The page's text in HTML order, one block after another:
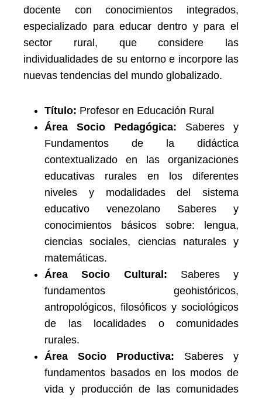
docente con conocimientos integrados,
especializado para educar dentro y para el
sector rural, que considere las
individualidades de su entorno e incorpore las
nuevas tendencias del mundo globalizado.
Título: Profesor en Educación Rural
Área Socio Pedagógica: Saberes y
Fundamentos de la didáctica
contextualizado en las organizaciones
educativas rurales en los diferentes
niveles y modalidades del sistema
educativo venezolano Saberes y
conocimientos básicos sobre: lengua,
ciencias sociales, ciencias naturales y
matemáticas.
Área Socio Cultural: Saberes y
fundamentos geohistóricos,
antropológicos, filosóficos y sociológicos
de las localidades o comunidades
rurales.
Área Socio Productiva: Saberes y
fundamentos basados en los modos de
vida y producción de las comunidades